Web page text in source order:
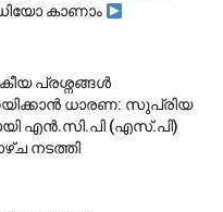
കാണാം
പ്രശ്നങ്ങൾ
ധാരണ: സുപ്രിയ
എൻ.സി.പി (എസ്.പി)
നടത്തി